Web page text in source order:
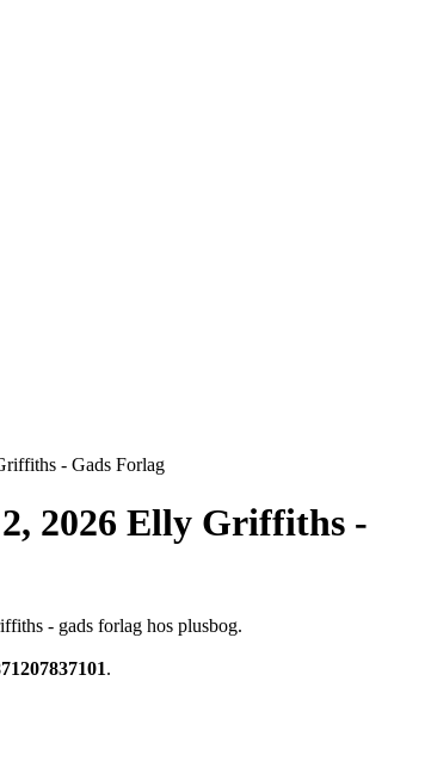
- Gads Forlag
2026 Elly Griffiths -
- gads forlag hos plusbog.
.